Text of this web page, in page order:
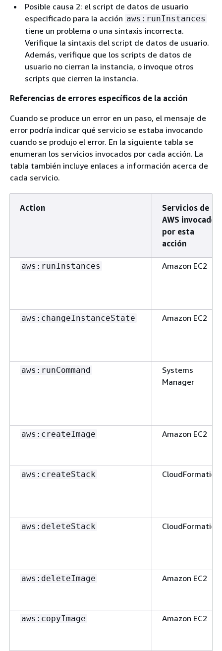
Posible causa 2: el script de datos de usuario
especificado para la acción aws:runInstances
tiene un problema o una sintaxis incorrecta.
Verifique la sintaxis del script de datos de usuario.
Además, verifique que los scripts de datos de
usuario no cierran la instancia, o invoque otros
scripts que cierren la instancia.
Referencias de errores específicos de la acción
Cuando se produce un error en un paso, el mensaje de
error podría indicar qué servicio se estaba invocando
cuando se produjo el error. En la siguiente tabla se
enumeran los servicios invocados por cada acción. La
tabla también incluye enlaces a información acerca de
cada servicio.
Action
Servicios de
AWS invocados
por esta
acción
aws:runInstances Amazon EC2
aws:changeInstanceState Amazon EC2
aws:runCommand
Systems
Manager
aws:createImage Amazon EC2
aws:createStack CloudFormation
aws:deleteStack CloudFormation
aws:deleteImage Amazon EC2
aws:copyImage Amazon EC2